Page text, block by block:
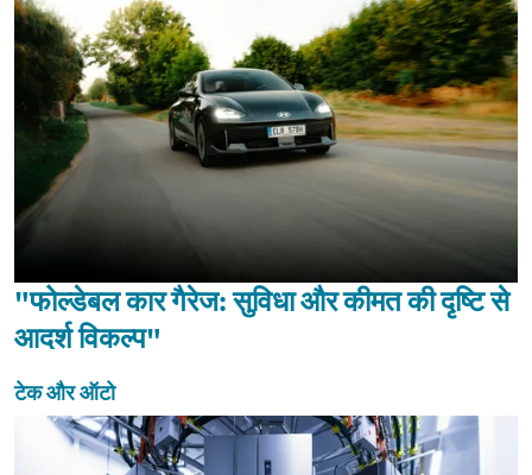
"फोल्डेबल कार गैरेज: सुविधा और कीमत की दृष्टि से
आदर्श विकल्प"
टेक और ऑटो